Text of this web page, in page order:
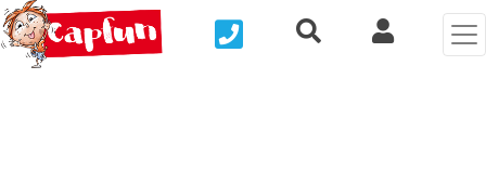
Nous contacterRecherche rapide
Mijn Clix